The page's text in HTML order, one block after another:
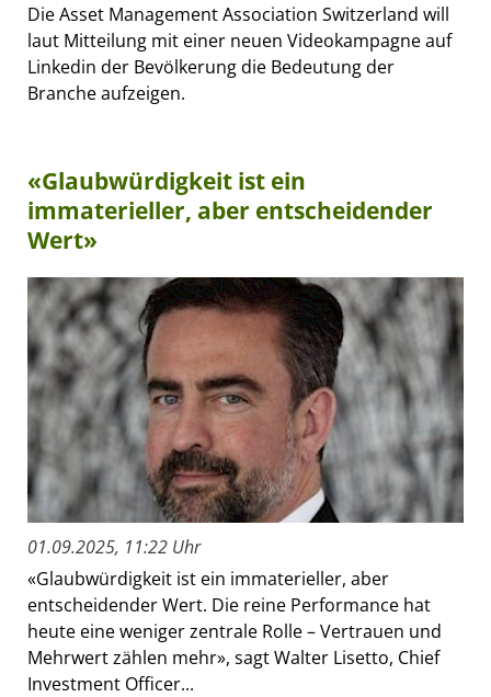
Die Asset Management Association Switzerland will
laut Mitteilung mit einer neuen Videokampagne auf
Linkedin der Bevölkerung die Bedeutung der
Branche aufzeigen.
«Glaubwürdigkeit ist ein
immaterieller, aber entscheidender
Wert»
01.09.2025, 11:22 Uhr
«Glaubwürdigkeit ist ein immaterieller, aber
entscheidender Wert. Die reine Performance hat
heute eine weniger zentrale Rolle – Vertrauen und
Mehrwert zählen mehr», sagt Walter Lisetto, Chief
Investment Officer...